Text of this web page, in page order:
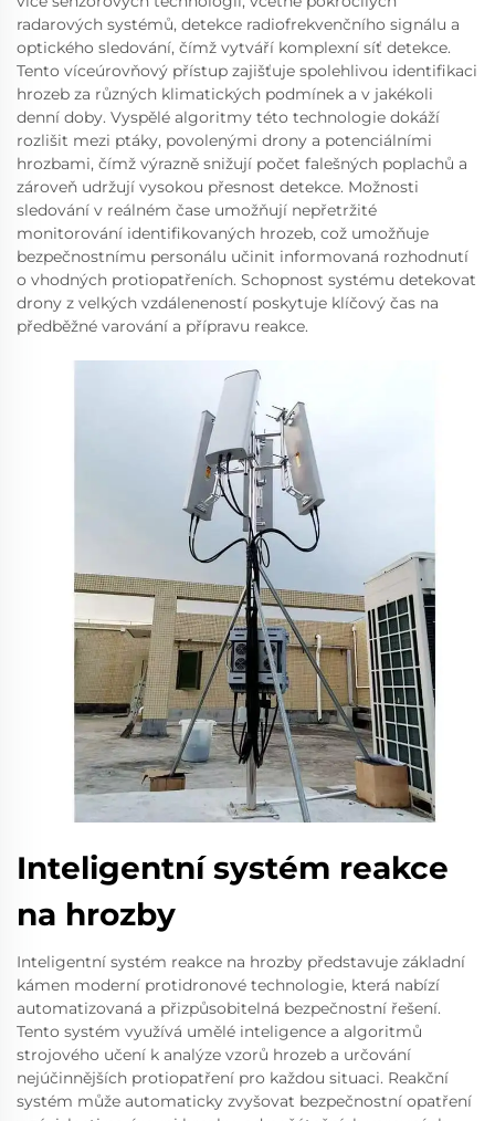
radarových systémů, detekce radiofrekvenčního signálu a
optického sledování, čímž vytváří komplexní síť detekce.
Tento víceúrovňový přístup zajišťuje spolehlivou identifikaci
hrozeb za různých klimatických podmínek a v jakékoli
denní doby. Vyspělé algoritmy této technologie dokáží
rozlišit mezi ptáky, povolenými drony a potenciálními
hrozbami, čímž výrazně snižují počet falešných poplachů a
zároveň udržují vysokou přesnost detekce. Možnosti
sledování v reálném čase umožňují nepřetržité
monitorování identifikovaných hrozeb, což umožňuje
bezpečnostnímu personálu učinit informovaná rozhodnutí
o vhodných protiopatřeních. Schopnost systému detekovat
drony z velkých vzdáleneností poskytuje klíčový čas na
předběžné varování a přípravu reakce.
Inteligentní systém reakce
na hrozby
Inteligentní systém reakce na hrozby představuje základní
kámen moderní protidronové technologie, která nabízí
automatizovaná a přizpůsobitelná bezpečnostní řešení.
Tento systém využívá umělé inteligence a algoritmů
strojového učení k analýze vzorů hrozeb a určování
nejúčinnějších protiopatření pro každou situaci. Reakční
systém může automaticky zvyšovat bezpečnostní opatření